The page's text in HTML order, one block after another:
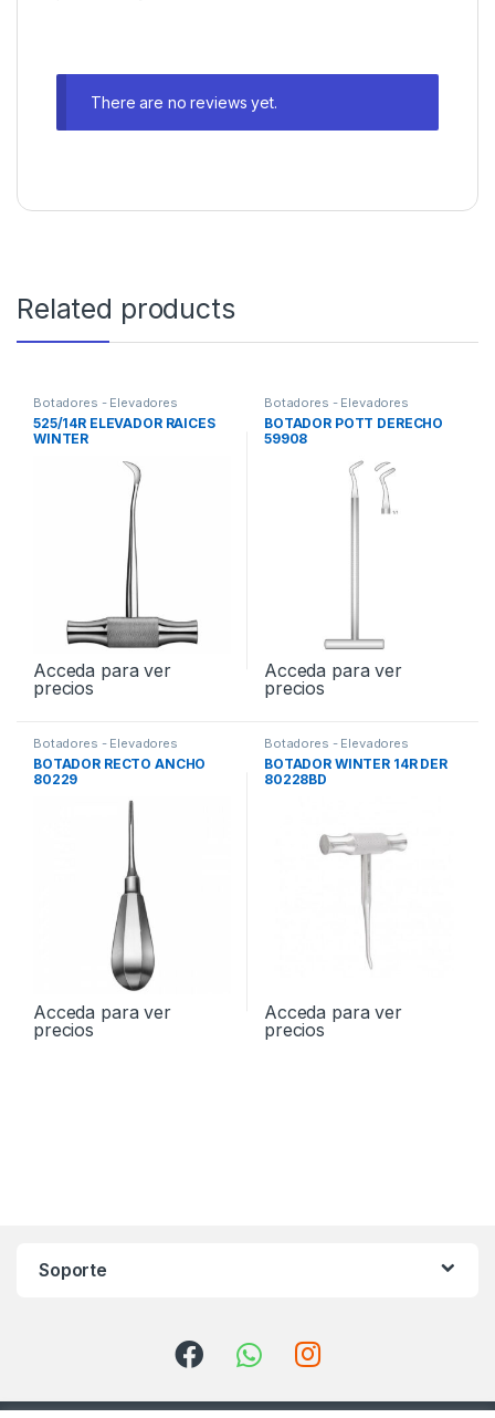
There are no reviews yet.
Related products
Botadores - Elevadores
525/14R ELEVADOR RAICES
WINTER
Acceda para ver
precios
Botadores - Elevadores
BOTADOR POTT DERECHO
59908
Acceda para ver
precios
Botadores - Elevadores
BOTADOR RECTO ANCHO
80229
Acceda para ver
precios
Botadores - Elevadores
BOTADOR WINTER 14R DER
80228BD
Acceda para ver
precios
Soporte